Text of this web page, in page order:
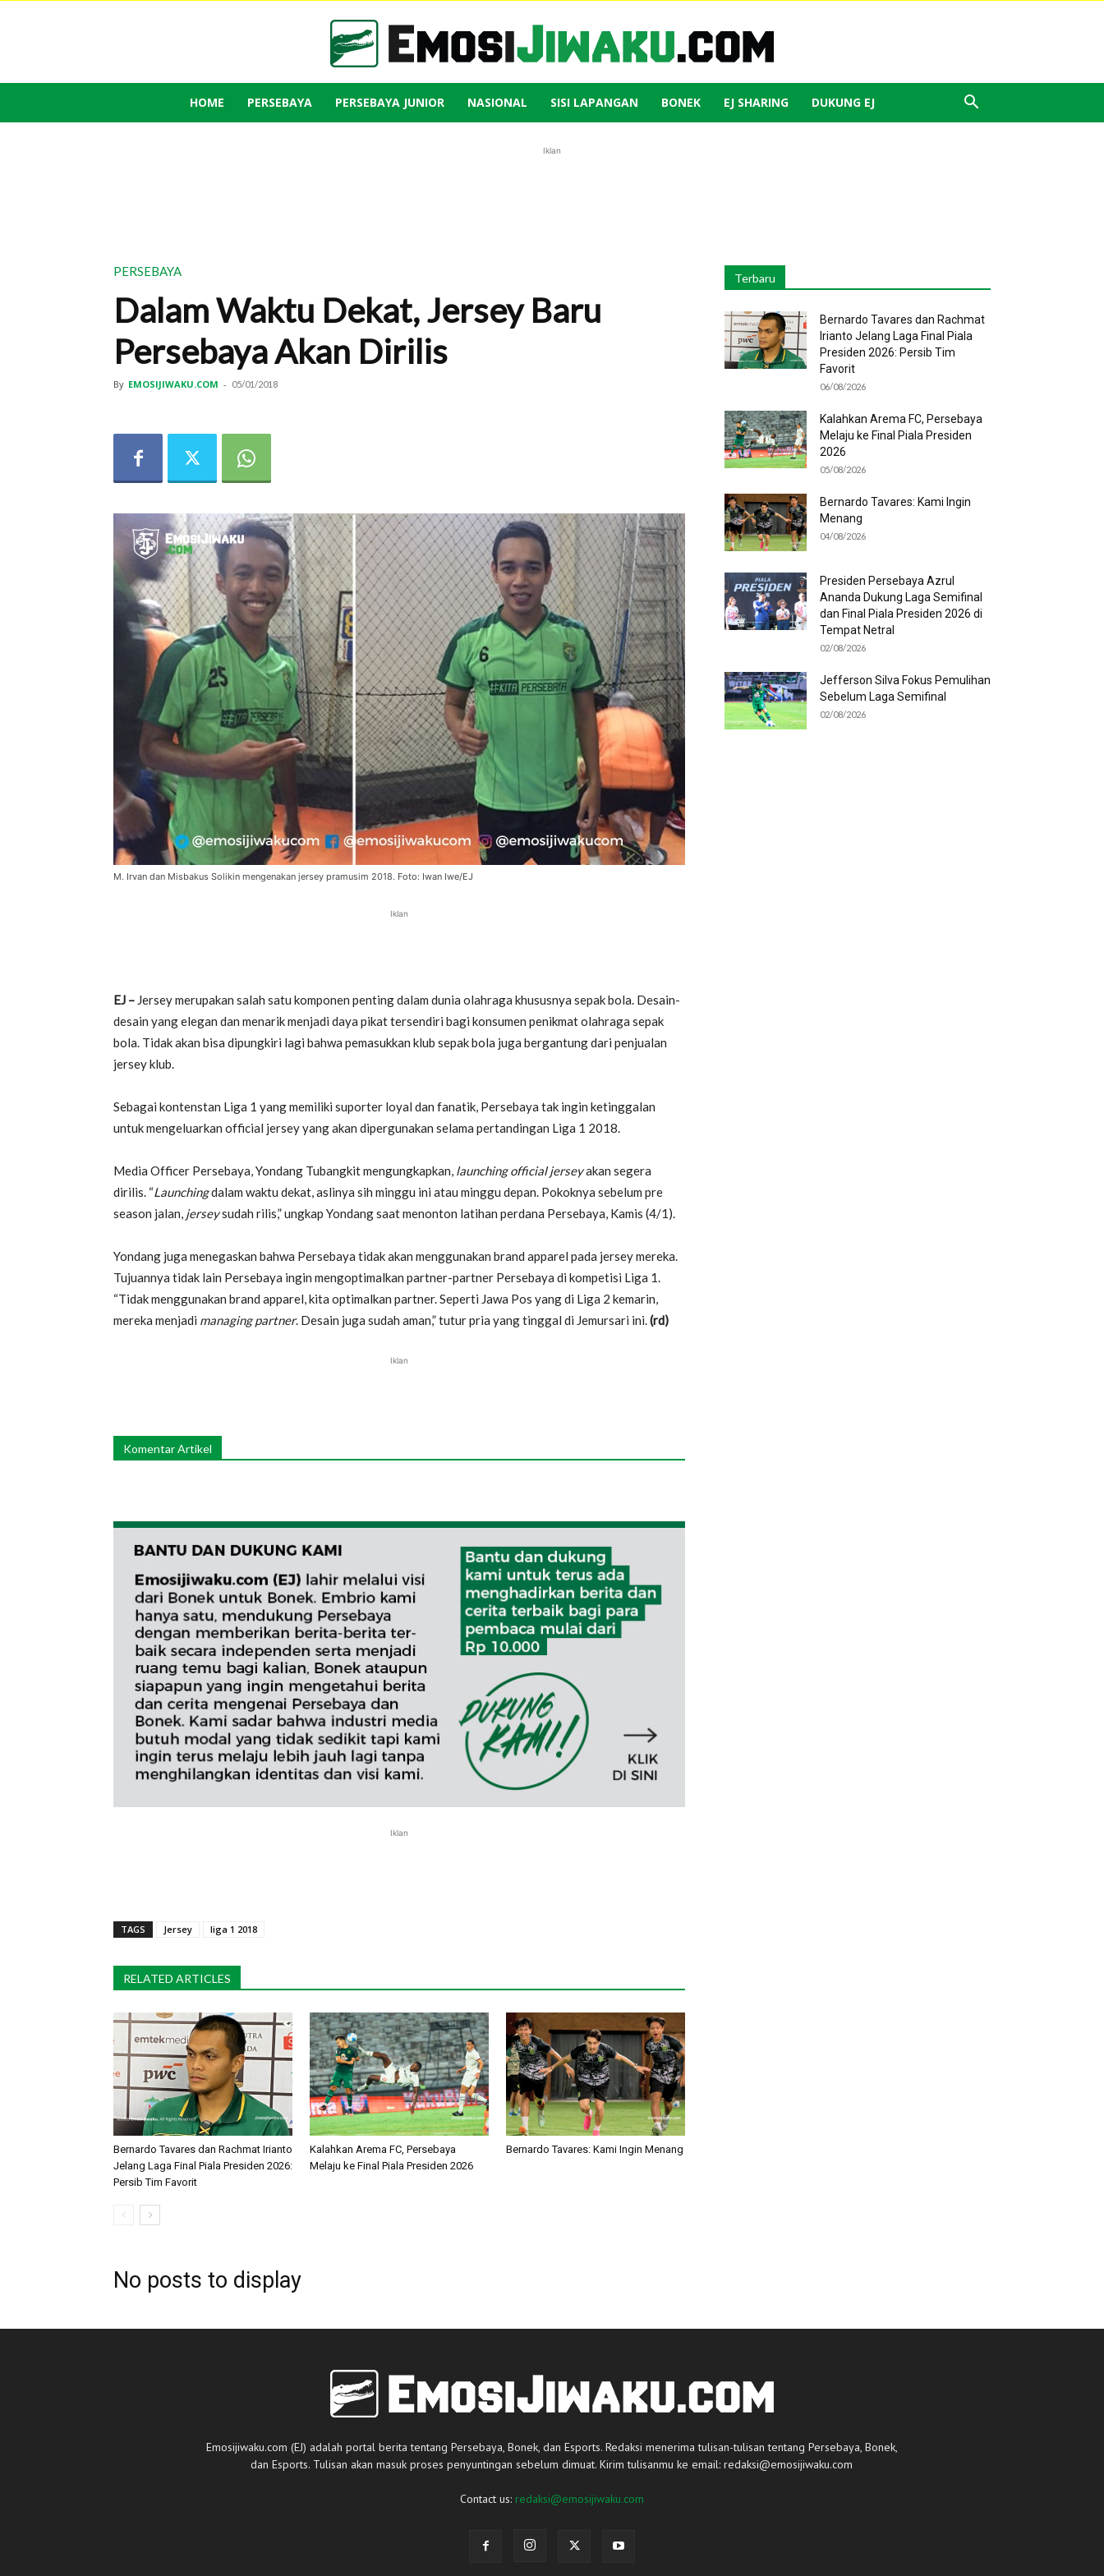
Emosi
HOME PERSEBAYA PERSEBAYA JUNIOR NASIONAL SISI LAPANGAN BONEK EJ SHARING DUKUNG EJ
Iklan
PERSEBAYA
Dalam Waktu Dekat, Jersey Baru
Persebaya Akan Dirilis
By EMOSIJIWAKU.COM - 05/01/2018
M. Irvan dan Misbakus Solikin mengenakan jersey pramusim 2018. Foto: Iwan Iwe/EJ
Iklan
EJ – Jersey merupakan salah satu komponen penting dalam dunia olahraga khususnya sepak bola. Desain-
desain yang elegan dan menarik menjadi daya pikat tersendiri bagi konsumen penikmat olahraga sepak
bola. Tidak akan bisa dipungkiri lagi bahwa pemasukkan klub sepak bola juga bergantung dari penjualan
jersey klub.
Sebagai kontenstan Liga 1 yang memiliki suporter loyal dan fanatik, Persebaya tak ingin ketinggalan
untuk mengeluarkan official jersey yang akan dipergunakan selama pertandingan Liga 1 2018.
Media Officer Persebaya, Yondang Tubangkit mengungkapkan, launching official jerseyakan segera
dirilis. “Launchingdalam waktu dekat, aslinya sih minggu ini atau minggu depan. Pokoknya sebelum pre
season jalan, jerseysudah rilis,” ungkap Yondang saat menonton latihan perdana Persebaya, Kamis (4/1).
Yondang juga menegaskan bahwa Persebaya tidak akan menggunakan brand apparel pada jersey mereka.
Tujuannya tidak lain Persebaya ingin mengoptimalkan partner-partner Persebaya di kompetisi Liga 1.
“Tidak menggunakan brand apparel, kita optimalkan partner. Seperti Jawa Pos yang di Liga 2 kemarin,
mereka menjadi managing partner. Desain juga sudah aman,” tutur pria yang tinggal di Jemursari ini.(rd)
Iklan
Komentar Artikel
Iklan
TAGS Jersey liga 1 2018
RELATED ARTICLES
Bernardo Tavares dan Rachmat Irianto
Jelang Laga Final Piala Presiden 2026:
Persib Tim Favorit
Kalahkan Arema FC, Persebaya
Melaju ke Final Piala Presiden 2026
Bernardo Tavares: Kami Ingin Menang
No posts to display
Terbaru
Bernardo Tavares dan Rachmat
Irianto Jelang Laga Final Piala
Presiden 2026: Persib Tim
Favorit
06/08/2026
Kalahkan Arema FC, Persebaya
Melaju ke Final Piala Presiden
2026
05/08/2026
Bernardo Tavares: Kami Ingin
Menang
04/08/2026
Presiden Persebaya Azrul
Ananda Dukung Laga Semifinal
dan Final Piala Presiden 2026 di
Tempat Netral
02/08/2026
Jefferson Silva Fokus Pemulihan
Sebelum Laga Semifinal
02/08/2026
Emosijiwaku.com (EJ) adalah portal berita tentang Persebaya, Bonek, dan Esports. Redaksi menerima tulisan-tulisan tentang Persebaya, Bonek,
dan Esports. Tulisan akan masuk proses penyuntingan sebelum dimuat. Kirim tulisanmu ke email:redaksi@emosijiwaku.com
Contact us: redaksi@emosijiwaku.com